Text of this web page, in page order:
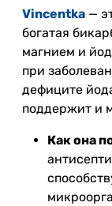
Vincentka —
богатая
магнием и
при
дефиците
поддержит и
Как она